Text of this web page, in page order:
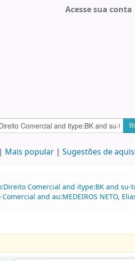
Acesse sua conta
Mais popular Sugestões de
Comercial and itype:BK and
and au:MEDEIROS NETO,